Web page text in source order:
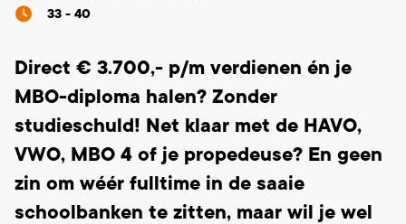
33 - 40
Direct € 3.700,- p/m verdienen én je
MBO-diploma halen? Zonder
studieschuld! Net klaar met de HAVO,
VWO, MBO 4 of je propedeuse? En geen
zin om wéér fulltime in de saaie
schoolbanken te zitten, maar wil je wel